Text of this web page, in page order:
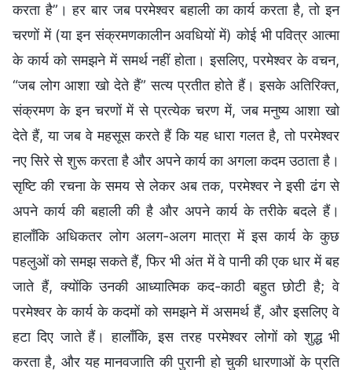
करता है”। हर बार जब परमेश्वर बहाली का कार्य करता है, तो इन
चरणों में (या इन संक्रमणकालीन अवधियों में) कोई भी पवित्र आत्मा
के कार्य को समझने में समर्थ नहीं होता। इसलिए, परमेश्वर के वचन,
“जब लोग आशा खो देते हैं” सत्य प्रतीत होते हैं। इसके अतिरिक्त,
संक्रमण के इन चरणों में से प्रत्येक चरण में, जब मनुष्य आशा खो
देते हैं, या जब वे महसूस करते हैं कि यह धारा गलत है, तो परमेश्वर
नए सिरे से शुरू करता है और अपने कार्य का अगला कदम उठाता है।
सृष्टि की रचना के समय से लेकर अब तक, परमेश्वर ने इसी ढंग से
अपने कार्य की बहाली की है और अपने कार्य के तरीके बदले हैं।
हालाँकि अधिकतर लोग अलग-अलग मात्रा में इस कार्य के कुछ
पहलुओं को समझ सकते हैं, फिर भी अंत में वे पानी की एक धार में बह
जाते हैं, क्योंकि उनकी आध्यात्मिक कद-काठी बहुत छोटी है; वे
परमेश्वर के कार्य के कदमों को समझने में असमर्थ हैं, और इसलिए वे
हटा दिए जाते हैं। हालाँकि, इस तरह परमेश्वर लोगों को शुद्ध भी
करता है, और यह मानवजाति की पुरानी हो चुकी धारणाओं के प्रति